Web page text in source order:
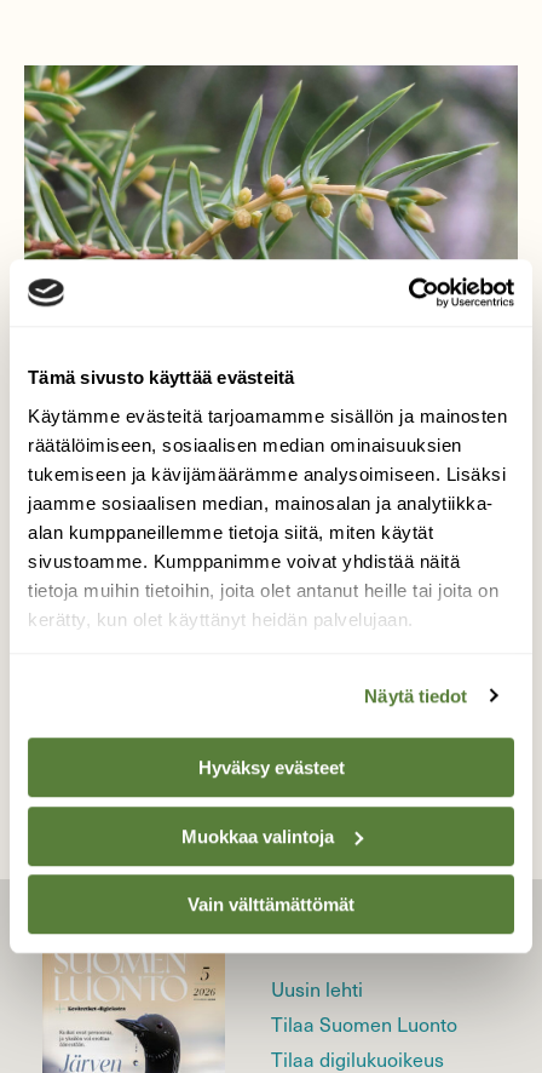
Tämä sivusto käyttää evästeitä
Käytämme evästeitä tarjoamamme sisällön ja mainosten
räätälöimiseen, sosiaalisen median ominaisuuksien
tukemiseen ja kävijämäärämme analysoimiseen. Lisäksi
jaamme sosiaalisen median, mainosalan ja analytiikka-
alan kumppaneillemme tietoja siitä, miten käytät
sivustoamme. Kumppanimme voivat yhdistää näitä
tietoja muihin tietoihin, joita olet antanut heille tai joita on
kerätty, kun olet käyttänyt heidän palvelujaan.
Näytä tiedot
Hyväksy evästeet
Muokkaa valintoja
Vain välttämättömät
Kataja
Kataja kukkii.
Valokuvaaja: Tarja Naukkarinen, Savitaipale
12.5.2026
LEHTI
Uusin lehti
Tilaa Suomen Luonto
Tilaa digilukuoikeus